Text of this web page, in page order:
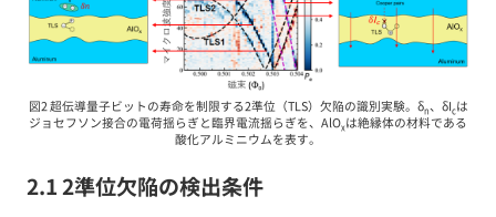
図2 超伝導量子ビットの寿命を制限する2準位（TLS）欠陥の識別実験。δn、δIcは
ジョセフソン接合の電荷揺らぎと臨界電流揺らぎを、AlOxは絶縁体の材料である
酸化アルミニウムを表す。
2.1 2準位欠陥の検出条件